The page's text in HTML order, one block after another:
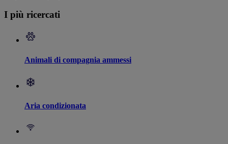
I più ricercati
Animali di compagnia ammessi
Aria condizionata